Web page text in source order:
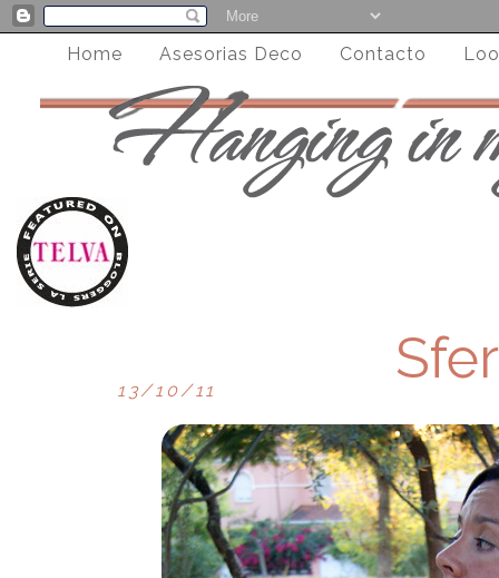
Home Asesorias Deco Contacto
13/10/11